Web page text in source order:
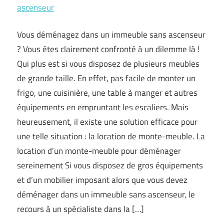
ascenseur
Vous déménagez dans un immeuble sans ascenseur
? Vous êtes clairement confronté à un dilemme là !
Qui plus est si vous disposez de plusieurs meubles
de grande taille. En effet, pas facile de monter un
frigo, une cuisinière, une table à manger et autres
équipements en empruntant les escaliers. Mais
heureusement, il existe une solution efficace pour
une telle situation : la location de monte-meuble. La
location d’un monte-meuble pour déménager
sereinement Si vous disposez de gros équipements
et d’un mobilier imposant alors que vous devez
déménager dans un immeuble sans ascenseur, le
recours à un spécialiste dans la […]